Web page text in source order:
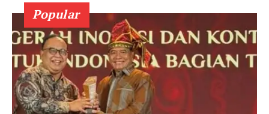
Popular